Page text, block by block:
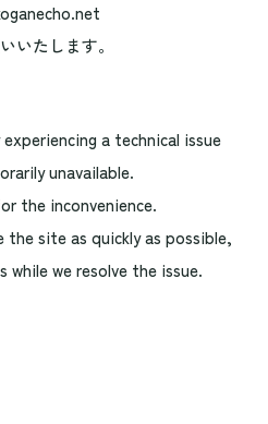
いたします。
a technical issue
unavailable.
the inconvenience.
the site as quickly as possible,
while we resolve the issue.